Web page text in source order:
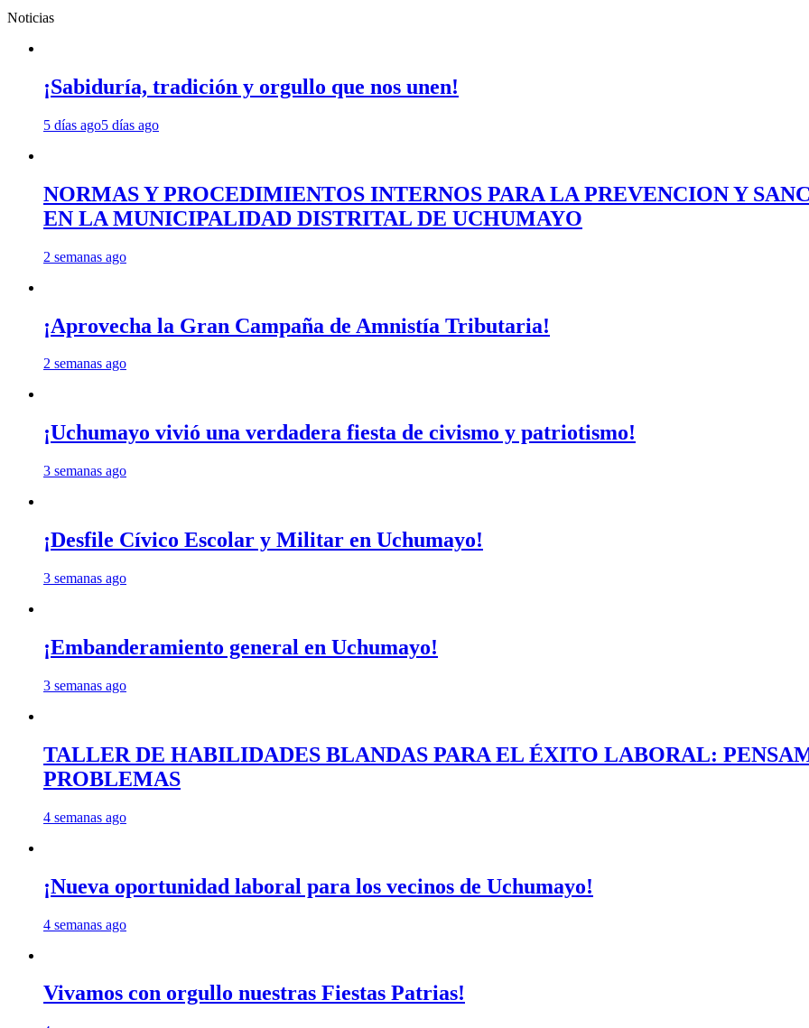
Noticias
¡Sabiduría, tradición y orgullo que nos unen!
5 días ago5 días ago
NORMAS Y PROCEDIMIENTOS INTERNOS PARA LA PREVENCION Y
EN LA MUNICIPALIDAD DISTRITAL DE UCHUMAYO
2 semanas ago
¡Aprovecha la Gran Campaña de Amnistía Tributaria!
2 semanas ago
¡Uchumayo vivió una verdadera fiesta de civismo y patriotismo!
3 semanas ago
¡Desfile Cívico Escolar y Militar en Uchumayo!
3 semanas ago
¡Embanderamiento general en Uchumayo!
3 semanas ago
TALLER DE HABILIDADES BLANDAS PARA EL ÉXITO LABORAL:
PROBLEMAS
4 semanas ago
¡Nueva oportunidad laboral para los vecinos de Uchumayo!
4 semanas ago
Vivamos con orgullo nuestras Fiestas Patrias!